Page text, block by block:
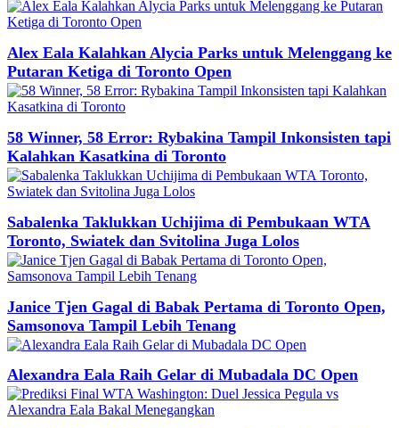
Alex Eala Kalahkan Alycia Parks untuk Melenggang ke
Putaran Ketiga di Toronto Open
58 Winner, 58 Error: Rybakina Tampil Inkonsisten tapi
Kalahkan Kasatkina di Toronto
Sabalenka Taklukkan Uchijima di Pembukaan WTA
Toronto, Swiatek dan Svitolina Juga Lolos
Janice Tjen Gagal di Babak Pertama di Toronto Open,
Samsonova Tampil Lebih Tenang
Alexandra Eala Raih Gelar di Mubadala DC Open